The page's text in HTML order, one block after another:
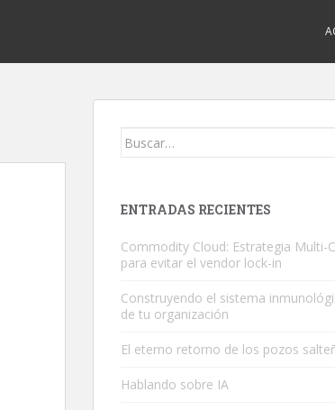
Buscar:
ENTRADAS RECIENTES
Commodity Cloud: Estrategia Multi-
para evitar el vendor lock-in
Construyendo el sistema
de tu organización
El eterno retorno de los pozos
Hablando sobre IA